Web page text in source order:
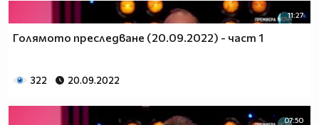
11:27
Голямото преследване (20.09.2022) - част 1
322 20.09.2022
07:50